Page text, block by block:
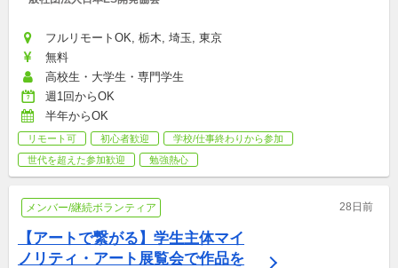
フルリモートOK, 栃木, 埼玉, 東京
無料
高校生・大学生・専門学生
週1回からOK
半年からOK
リモート可 初心者歓迎
学校/仕事終わりから参加
世代を超えた参加歓迎
勉強熱心
メンバー/継続ボランティア 28日前
【アートで繋がる】学生主体マイ
ノリティ・アート展覧会で作品を